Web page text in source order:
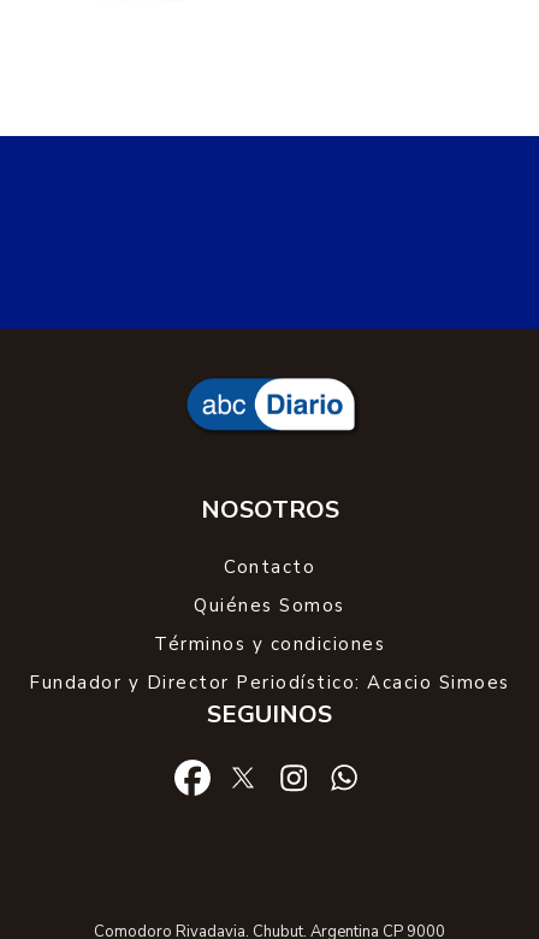
NOSOTROS
Contacto
Quiénes Somos
Términos y condiciones
Fundador y Director Periodístico: Acacio Simoes
SEGUINOS
Comodoro Rivadavia. Chubut. Argentina CP 9000